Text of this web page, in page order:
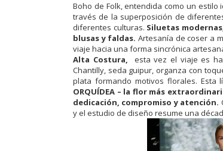
Boho de Folk, entendida como un
través de la superposición de
diferentes culturas. Siluetas
blusas y faldas. Artesanía de coser a
viaje hacia una forma sincrónica
Alta Costura, esta vez el viaje es
Chantilly, seda guipur, organza con
plata formando motivos florales. Esta
ORQUÍDEA – la flor más
dedicación, compromiso y atención.
y el estudio de diseño resume una